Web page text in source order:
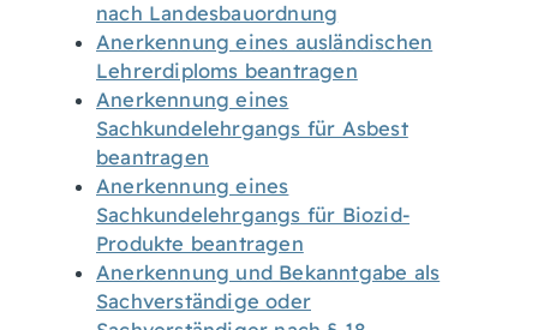
nach Landesbauordnung
Anerkennung eines ausländischen
Lehrerdiploms beantragen
Anerkennung eines
Sachkundelehrgangs für Asbest
beantragen
Anerkennung eines
Sachkundelehrgangs für Biozid-
Produkte beantragen
Anerkennung und Bekanntgabe als
Sachverständige oder